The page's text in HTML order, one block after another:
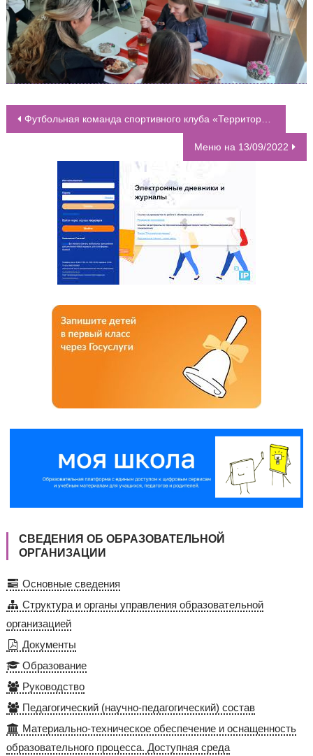
НАВИГАЦИЯ ПО ЗАПИСЯМ
Футбольная команда спортивного клуба «Территория рекордов» заняла 4 место во Всероссийском отборочном финале футбольных соревнований “Кожаный мяч”
Меню на 13/09/2022
СВЕДЕНИЯ ОБ ОБРАЗОВАТЕЛЬНОЙ
ОРГАНИЗАЦИИ
Основные сведения
Структура и органы управления образовательной
организацией
Документы
Образование
Руководство
Педагогический (научно-педагогический) состав
Материально-техническое обеспечение и оснащенность
образовательного процесса. Доступная среда